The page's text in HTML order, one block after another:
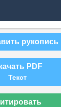
рукопись
PDF
Текст